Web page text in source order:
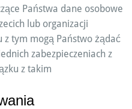
Państwa dane osobowe
lub organizacji
z tym mogą Państwo żądać
zabezpieczeniach z
z takim